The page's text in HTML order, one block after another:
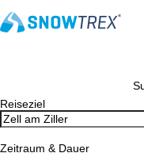
Reiseziel
Zeitraum & Dauer